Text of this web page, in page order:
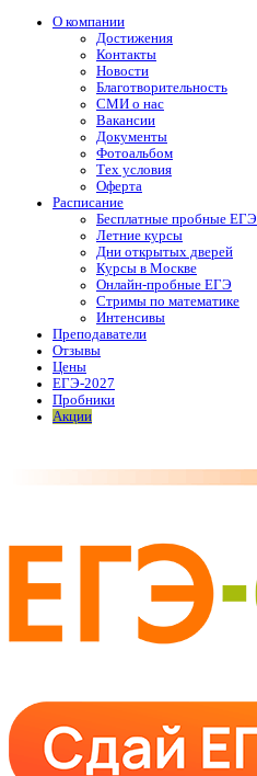
О компании
Достижения
Контакты
Новости
Благотворительность
СМИ о нас
Вакансии
Документы
Фотоальбом
Тех условия
Оферта
Расписание
Бесплатные пробные ЕГЭ
Летние курсы
Дни открытых дверей
Курсы в Москве
Онлайн-пробные ЕГЭ
Стримы по математике
Интенсивы
Преподаватели
Отзывы
Цены
ЕГЭ-2027
Пробники
Акции